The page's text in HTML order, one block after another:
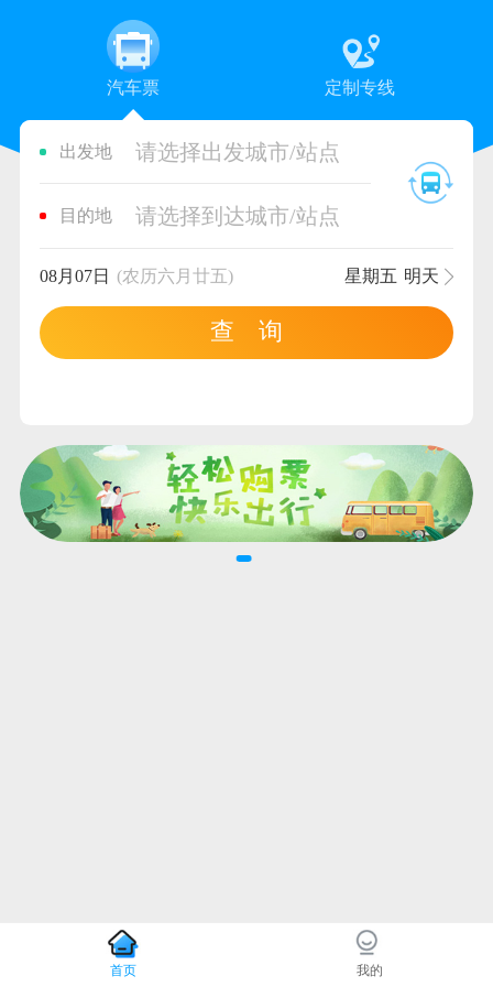
汽车票 定制专线
出发地 请选择出发城市/站点
目的地 请选择到达城市/站点
08月07日 (农历六月廿五) 星期五 明天
查 询
首页 我的